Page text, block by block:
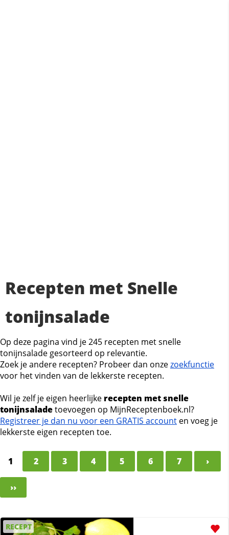
Recepten met Snelle
tonijnsalade
Op deze pagina vind je 245 recepten met snelle
tonijnsalade gesorteerd op relevantie.
Zoek je andere recepten? Probeer dan onzezoekfunctie
voor het vinden van de lekkerste recepten.
Wil je zelf je eigen heerlijke recepten met snelle
tonijnsaladetoevoegen op MijnReceptenboek.nl?
Registreer je dan nu voor een GRATIS account en voeg je
lekkerste eigen recepten toe.
1 2 3 4 5 6 7 ›
››
RECEPT